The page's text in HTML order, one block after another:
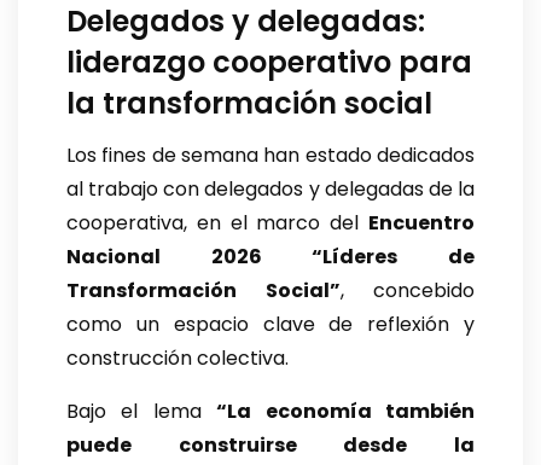
Delegados y delegadas:
liderazgo cooperativo para
la transformación social
Los fines de semana han estado dedicados
al trabajo con delegados y delegadas de la
cooperativa, en el marco del Encuentro
Nacional 2026 “Líderes de
Transformación Social”, concebido
como un espacio clave de reflexión y
construcción colectiva.
Bajo el lema“La economía también
puede construirse desde la